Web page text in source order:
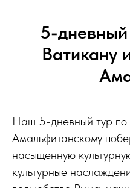
5-дневный
Ватикану
Наш 5-дневный тур по
Амальфитанскому
насыщенную
культурные